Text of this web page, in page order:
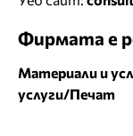
Фирмата е
Материали и
услуги/Печат